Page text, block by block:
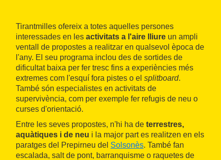
Tirantmilles ofereix a totes aquelles persones
interessades en les activitats a l'aire lliure un ampli
ventall de propostes a realitzar en qualsevol època de
l'any. El seu programa inclou des de sortides de
dificultat baixa per fer tresc fins a experiències més
extremes com l'esquí fora pistes o el splitboard.
També són especialistes en activitats de
supervivència, com per exemple fer refugis de neu o
curses d'orientació.
Entre les seves propostes, n'hi ha de terrestres,
aquàtiques i de neu i la major part es realitzen en els
paratges del Prepirneu del Solsonès. També fan
escalada, salt de pont, barranquisme o raquetes de